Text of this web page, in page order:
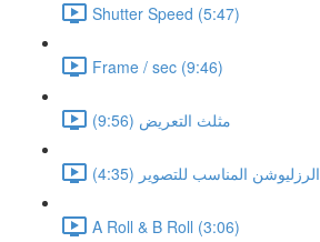
Shutter Speed (5:47)
Frame / sec (9:46)
مثلث التعريض (9:56)
الرزليوشن المناسب للتصوير (4:35)
A Roll & B Roll (3:06)